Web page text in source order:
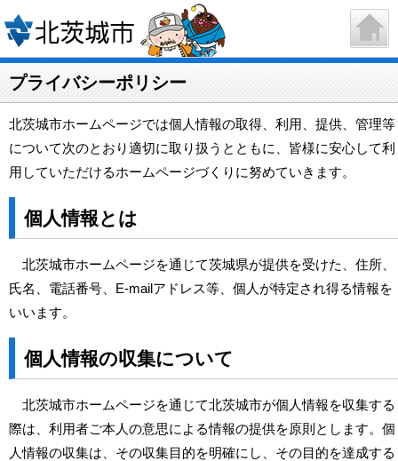
プライバシーポリシー
北茨城市ホームページでは個人情報の取得、利用、提供、管理等
について次のとおり適切に取り扱うとともに、皆様に安心して利
用していただけるホームページづくりに努めていきます。
個人情報とは
北茨城市ホームページを通じて茨城県が提供を受けた、住所、
氏名、電話番号、E-mailアドレス等、個人が特定され得る情報を
いいます。
個人情報の収集について
北茨城市ホームページを通じて北茨城市が個人情報を収集する
際は、利用者ご本人の意思による情報の提供を原則とします。個
人情報の収集は、その収集目的を明確にし、その目的を達成する